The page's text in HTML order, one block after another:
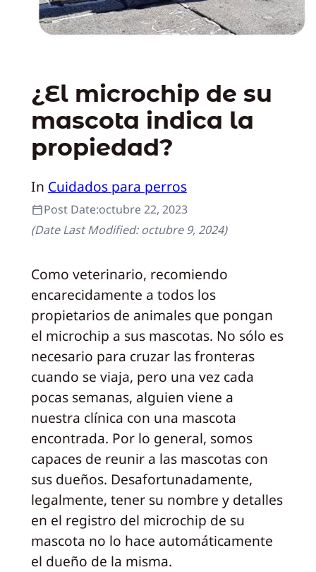
¿El microchip de su
mascota indica la
propiedad?
In Cuidados para perros
Post Date:octubre 22, 2023
(Date Last Modified:octubre 9, 2024)
Como veterinario, recomiendo
encarecidamente a todos los
propietarios de animales que pongan
el microchip a sus mascotas. No sólo es
necesario para cruzar las fronteras
cuando se viaja, pero una vez cada
pocas semanas, alguien viene a
nuestra clínica con una mascota
encontrada. Por lo general, somos
capaces de reunir a las mascotas con
sus dueños. Desafortunadamente,
legalmente, tener su nombre y detalles
en el registro del microchip de su
mascota no lo hace automáticamente
el dueño de la misma.